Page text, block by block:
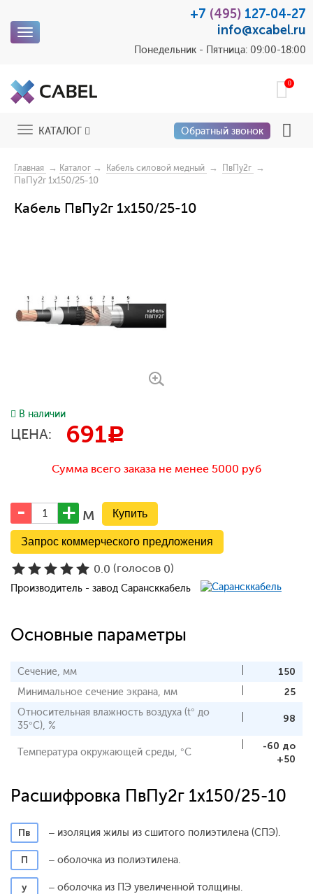
Toggle
+7 (495) 127-04-27
info@xcabel.ru
Понедельник - Пятница: 09:00-18:00
0
ToggleКАТАЛОГ Обратный звонок
Главная → Каталог → Кабель силовой медный → ПвПу2г →
ПвПу2г 1x150/25-10
Кабель ПвПу2г 1x150/25-10
В наличии
ЦЕНА: 691c
Сумма всего заказа не менее 5000 руб
м
Запрос коммерческого предложения
0.0 (голосов 0)
Производитель - завод Сарансккабель
Основные параметры
Сечение, мм
150
Минимальное сечение экрана, мм
25
Относительная влажность воздуха (t° до
35°С), %
98
Температура окружающей среды, °С
-60 до
+50
Расшифровка ПвПу2г 1x150/25-10
Пв – изоляция жилы из сшитого полиэтилена (СПЭ).
П – оболочка из полиэтилена.
у – оболочка из ПЭ увеличенной толщины.